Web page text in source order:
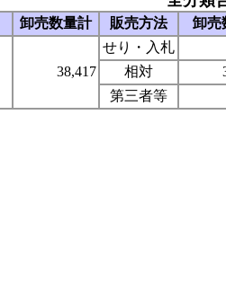
卸売数量計 販売方法 卸売
38,417
せり・入札
相対
第三者等